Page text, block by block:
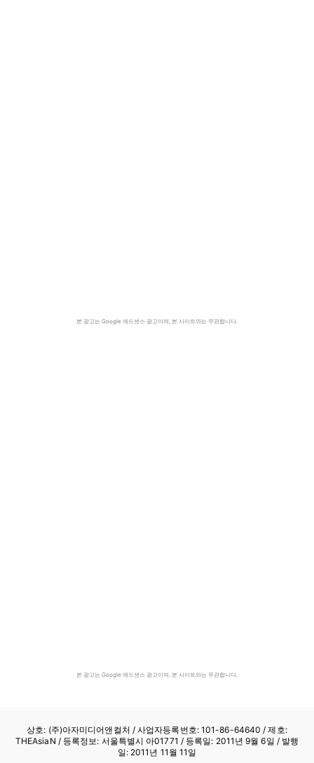
본 광고는 Google 애드센스 광고이며, 본 사이트와는 무관합니다.
본 광고는 Google 애드센스 광고이며, 본 사이트와는 무관합니다.
상호: (주)아자미디어앤컬처 /사업자등록번호: 101-86-64640 / 제호:
THEAsiaN / 등록정보: 서울특별시 아01771 / 등록일: 2011년 9월 6일 / 발행
일: 2011년 11월 11일